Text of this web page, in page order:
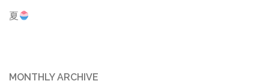
夏
MONTHLY ARCHIVE